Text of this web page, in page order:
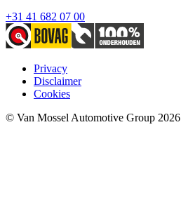
+31 41 682 07 00
Privacy
Disclaimer
Cookies
© Van Mossel Automotive Group 2026